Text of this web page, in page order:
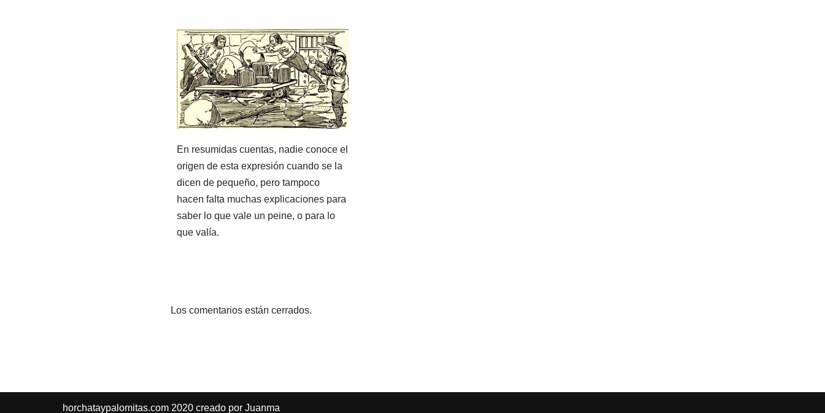
En resumidas cuentas, nadie conoce el
origen de esta expresión cuando se la
dicen de pequeño, pero tampoco
hacen falta muchas explicaciones para
saber lo que vale un peine, o para lo
que valía.
Los comentarios están cerrados.
horchataypalomitas.com 2020 creado por Juanma